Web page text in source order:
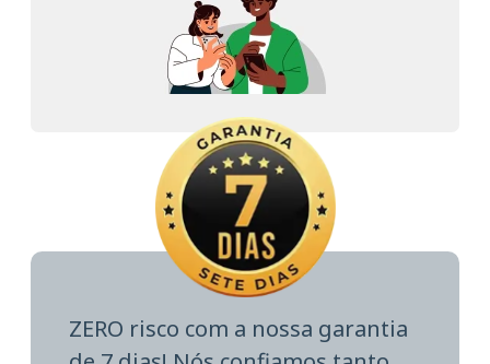
ZERO risco com a nossa garantia